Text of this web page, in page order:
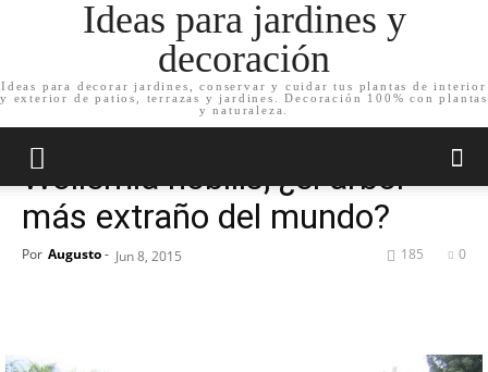
Ideas para jardines y
decoración
Ideas para decorar jardines, conservar y cuidar tus plantas de interior
y exterior de patios, terrazas y jardines. Decoración 100% con plantas
y naturaleza.
Inicio Plantas de jardín Coníferas
Wollemia nobilis, ¿el árbol
más extraño del mundo?
Por Augusto- Jun 8, 2015 0
185